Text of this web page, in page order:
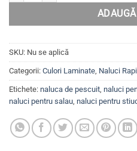
SKU: Nu se aplică
Categorii: Culori Laminate, Naluci
Etichete: naluca de pescuit, naluci
naluci pentru salau, naluci pentru